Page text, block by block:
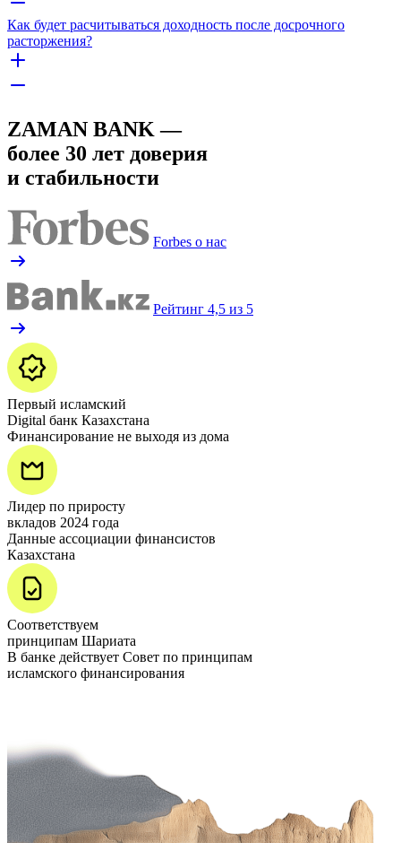
Как будет расчитываться доходность после досрочного
расторжения?
ZAMAN BANK —
более 30 лет доверия
и стабильности
Forbes о нас
Рейтинг 4,5 из 5
Первый исламский
Digital банк Казахстана
Финансирование не выходя из дома
Лидер по приросту
вкладов 2024 года
Данные ассоциации финансистов
Казахстана
Соответствуем
принципам Шариата
В банке действует Совет по принципам
исламского финансирования